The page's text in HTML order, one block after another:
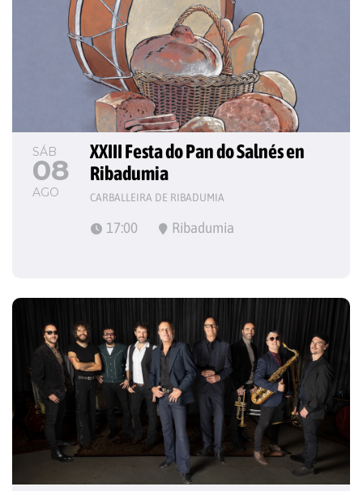
SÁB
08
AGO
XXIII Festa do Pan do Salnés en
Ribadumia
CARBALLEIRA DE RIBADUMIA
17:00 Ribadumia